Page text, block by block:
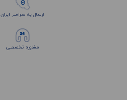
ارسال به سراسر ایران
مشاوره تخصصی